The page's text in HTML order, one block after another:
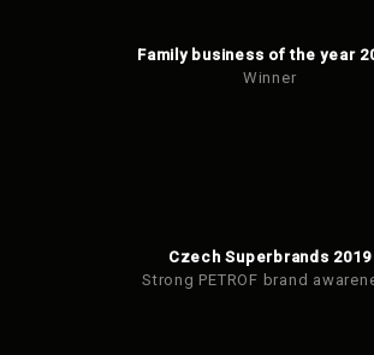
Family business of the year
Winner
Czech Superbrands 2019
Strong PETROF brand